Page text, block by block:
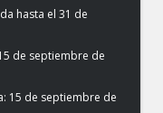
hasta el 31 de
de septiembre de
15 de septiembre de